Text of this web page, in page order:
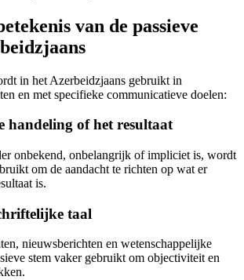
van de passieve
in het Azerbeidzjaans gebruikt in
en met specifieke communicatieve doelen:
handeling of het resultaat
onbekend, onbelangrijk of impliciet is, wordt
om de aandacht te richten op wat er
is.
taal
nieuwsberichten en wetenschappelijke
stem vaker gebruikt om objectiviteit en